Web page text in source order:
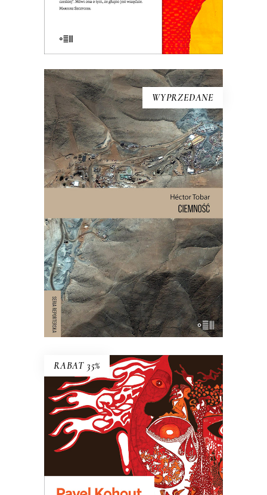
E-BOOK DO KOSZYKA
WYPRZEDANE
CIEMNOŚĆ
W wyniku katastrofy 625 metrów
pod ziemią, w ciemności, wilgoci, bez
jedzenia i wody pitnej zostało
uwięzionych 33 mężczyzn. Spędzili
pod ziemią 69 dni. To historia o
męstwie, odwadze i o granicach, do
jakich może dojść człowiek.
RABAT 35%
KACICA
Opowieść o dziewczynce, która nie
zdała do liceum teatralnego, więc
poszła do szkoły dla katów. Arcydzieło